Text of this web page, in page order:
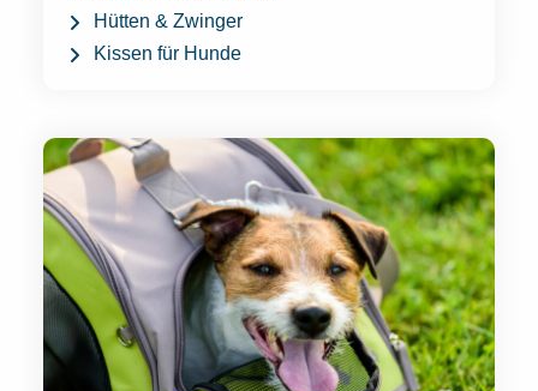
Hütten & Zwinger
Kissen für Hunde